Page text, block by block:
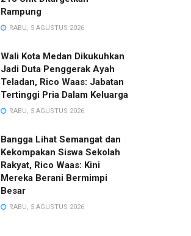
Rampung
RABU, 5 AGUSTUS 2026
Wali Kota Medan Dikukuhkan
Jadi Duta Penggerak Ayah
Teladan, Rico Waas: Jabatan
Tertinggi Pria Dalam Keluarga
RABU, 5 AGUSTUS 2026
Bangga Lihat Semangat dan
Kekompakan Siswa Sekolah
Rakyat, Rico Waas: Kini
Mereka Berani Bermimpi
Besar
RABU, 5 AGUSTUS 2026